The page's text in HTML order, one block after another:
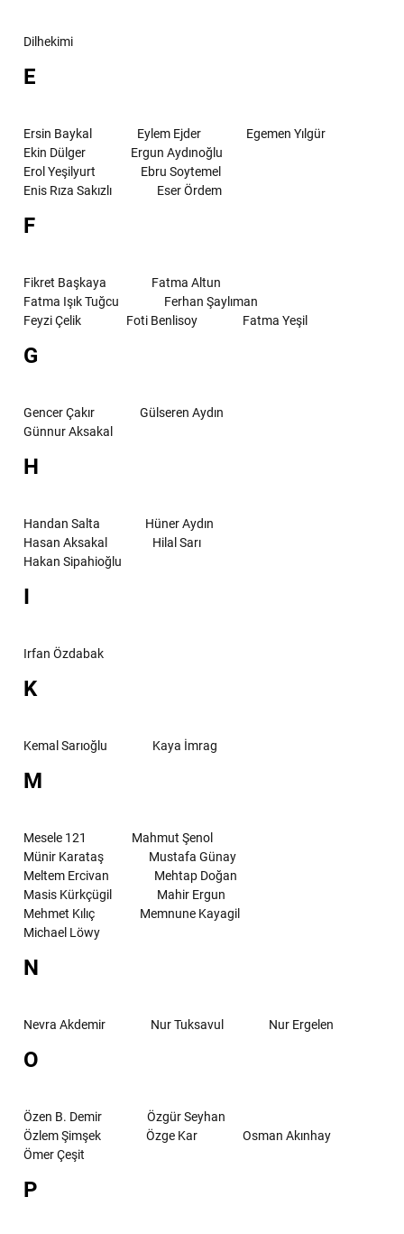
Dilhekimi
E
Ersin Baykal Eylem Ejder
Egemen Yılgür
Ekin Dülger
Ergun Aydınoğlu
Erol Yeşilyurt
Ebru Soytemel
Enis Rıza Sakızlı
Eser Ördem
F
Fikret Başkaya
Fatma Altun
Fatma Işık Tuğcu
Ferhan Şaylıman
Feyzi Çelik
Foti Benlisoy Fatma Yeşil
G
Gencer Çakır
Gülseren Aydın
Günnur Aksakal
H
Handan Salta
Hüner Aydın
Hasan Aksakal
Hilal Sarı
Hakan Sipahioğlu
I
Irfan Özdabak
K
Kemal Sarıoğlu Kaya İmrag
M
Mesele 121
Mahmut Şenol
Münir Karataş
Mustafa Günay
Meltem Ercivan
Mehtap Doğan
Masis Kürkçügil
Mahir Ergun
Mehmet Kılıç
Memnune Kayagil
Michael Löwy
N
Nevra Akdemir Nur Tuksavul Nur Ergelen
O
Özen B. Demir
Özgür Seyhan
Özlem Şimşek
Özge Kar
Osman Akınhay
Ömer Çeşit
P